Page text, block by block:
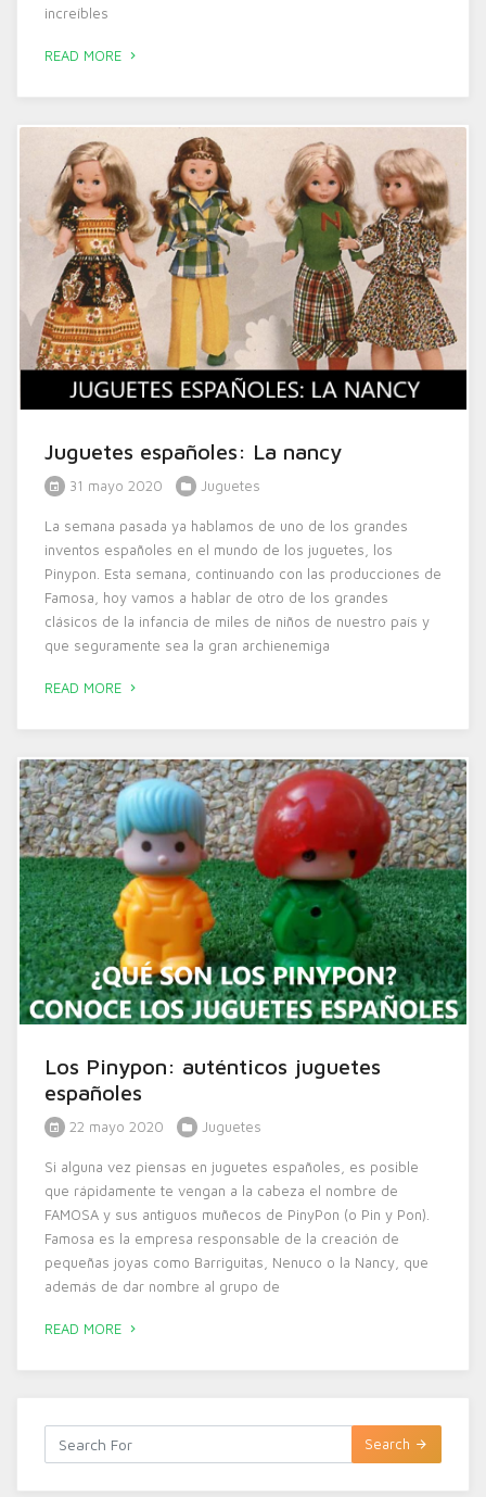
increíbles
READ MORE
Juguetes españoles: La nancy
31 mayo 2020 Juguetes
La semana pasada ya hablamos de uno de los grandes
inventos españoles en el mundo de los juguetes, los
Pinypon. Esta semana, continuando con las producciones de
Famosa, hoy vamos a hablar de otro de los grandes
clásicos de la infancia de miles de niños de nuestro país y
que seguramente sea la gran archienemiga
READ MORE
Los Pinypon: auténticos juguetes
españoles
22 mayo 2020 Juguetes
Si alguna vez piensas en juguetes españoles, es posible
que rápidamente te vengan a la cabeza el nombre de
FAMOSA y sus antiguos muñecos de PinyPon (o Pin y Pon).
Famosa es la empresa responsable de la creación de
pequeñas joyas como Barriguitas, Nenuco o la Nancy, que
además de dar nombre al grupo de
READ MORE
Search